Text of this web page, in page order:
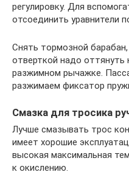
регулировку. Для
отсоединить уравнители
Снять тормозной
отверткой надо оттянуть
разжимном рычажке.
разжимаем фиксатор
Смазка для тросика
Лучше смазывать трос
имеет хорошие
высокая максимальная
к окислению.